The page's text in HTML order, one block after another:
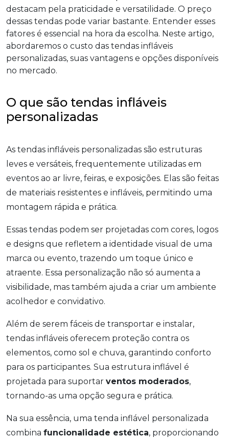
destacam pela praticidade e versatilidade. O preço
dessas tendas pode variar bastante. Entender esses
fatores é essencial na hora da escolha. Neste artigo,
abordaremos o custo das tendas infláveis
personalizadas, suas vantagens e opções disponíveis
no mercado.
O que são tendas infláveis
personalizadas
As tendas infláveis personalizadas são estruturas
leves e versáteis, frequentemente utilizadas em
eventos ao ar livre, feiras, e exposições. Elas são feitas
de materiais resistentes e infláveis, permitindo uma
montagem rápida e prática.
Essas tendas podem ser projetadas com cores, logos
e designs que refletem a identidade visual de uma
marca ou evento, trazendo um toque único e
atraente. Essa personalização não só aumenta a
visibilidade, mas também ajuda a criar um ambiente
acolhedor e convidativo.
Além de serem fáceis de transportar e instalar,
tendas infláveis oferecem proteção contra os
elementos, como sol e chuva, garantindo conforto
para os participantes. Sua estrutura inflável é
projetada para suportar ventos moderados,
tornando-as uma opção segura e prática.
Na sua essência, uma tenda inflável personalizada
combina funcionalidade estética, proporcionando